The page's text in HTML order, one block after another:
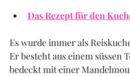
Das Rezept für den
Es wurde immer als
Er besteht aus einem
bedeckt mit einer